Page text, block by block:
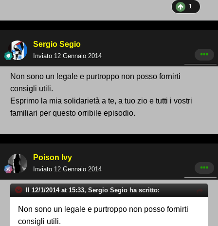
1
Sergio Segio
Inviato 12 Gennaio 2014
Non sono un legale e purtroppo non posso fornirti
consigli utili.
Esprimo la mia solidarietà a te, a tuo zio e tutti i vostri
familiari per questo orribile episodio.
Poison Ivy
Inviato 12 Gennaio 2014
Il 12/1/2014 at 15:33, Sergio Segio ha scritto:
Non sono un legale e purtroppo non posso fornirti
consigli utili.